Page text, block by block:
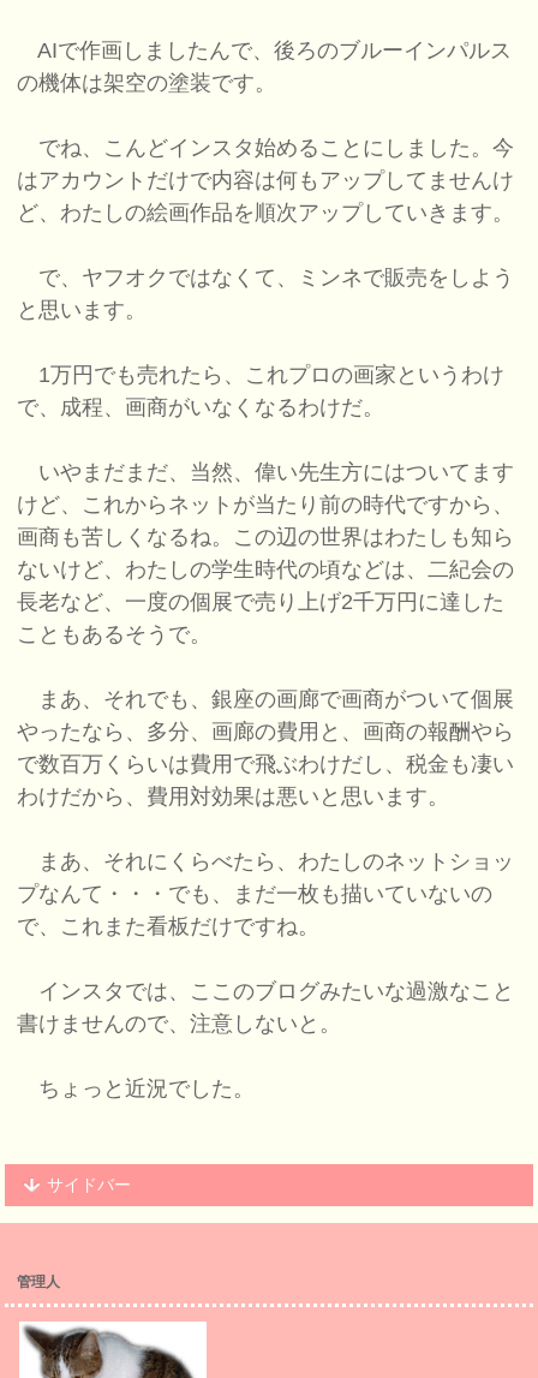
AIで作画しましたんで、後ろのブルーインパルス
の機体は架空の塗装です。
でね、こんどインスタ始めることにしました。今
はアカウントだけで内容は何もアップしてませんけ
ど、わたしの絵画作品を順次アップしていきます。
で、ヤフオクではなくて、ミンネで販売をしよう
と思います。
1万円でも売れたら、これプロの画家というわけ
で、成程、画商がいなくなるわけだ。
いやまだまだ、当然、偉い先生方にはついてます
けど、これからネットが当たり前の時代ですから、
画商も苦しくなるね。この辺の世界はわたしも知ら
ないけど、わたしの学生時代の頃などは、二紀会の
長老など、一度の個展で売り上げ2千万円に達した
こともあるそうで。
まあ、それでも、銀座の画廊で画商がついて個展
やったなら、多分、画廊の費用と、画商の報酬やら
で数百万くらいは費用で飛ぶわけだし、税金も凄い
わけだから、費用対効果は悪いと思います。
まあ、それにくらべたら、わたしのネットショッ
プなんて・・・でも、まだ一枚も描いていないの
で、これまた看板だけですね。
インスタでは、ここのブログみたいな過激なこと
書けませんので、注意しないと。
ちょっと近況でした。
サイドバー
管理人